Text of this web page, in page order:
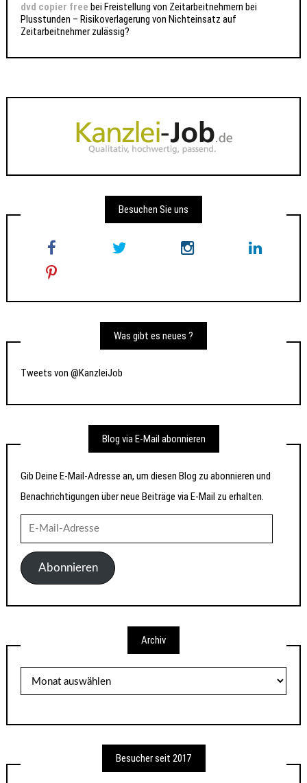
dvd copier free beiFreistellung von Zeitarbeitnehmern bei
Plusstunden – Risikoverlagerung von Nichteinsatz auf
Zeitarbeitnehmer zulässig?
Besuchen Sie uns
Was gibt es neues ?
Tweets von @KanzleiJob
Blog via E-Mail abonnieren
Gib Deine E-Mail-Adresse an, um diesen Blog zu abonnieren und
Benachrichtigungen über neue Beiträge via E-Mail zu erhalten.
Mail-
AdresseAbonnieren
Archiv
Besucher seit 2017